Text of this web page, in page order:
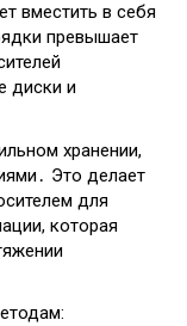
вместить в себя
превышает
диски и
хранении,
Это делает
для
которая